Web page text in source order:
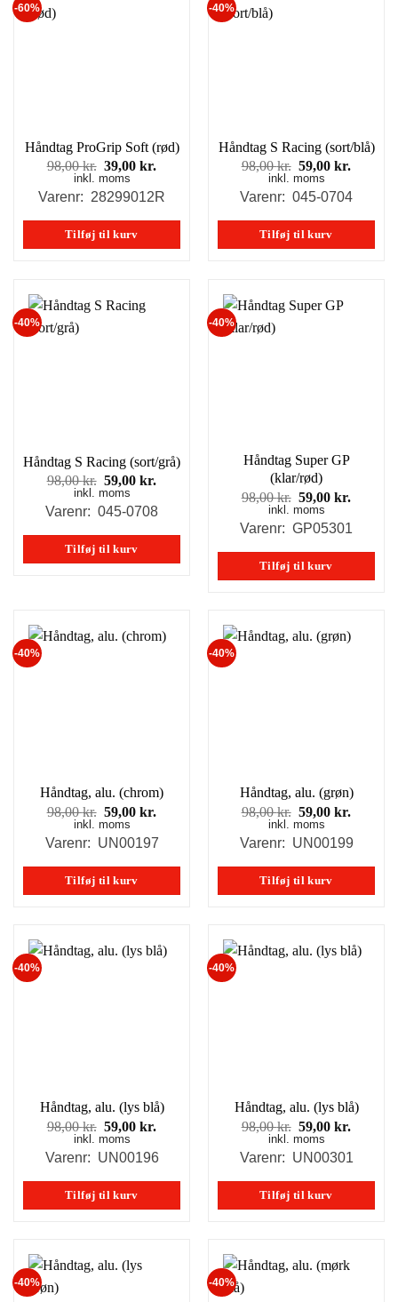
-60%
Håndtag ProGrip Soft (rød)
98,00kr. Den
oprindelige
pris
98,00 kr..
39,00kr.
pris
39,00 kr..
inkl. moms
Varenr: 28299012R
Tilføj til kurv
-40%
Håndtag S Racing (sort/blå)
98,00kr. Den
oprindelige
pris
98,00 kr..
59,00kr.
pris
59,00
inkl. moms
Varenr: 045-0704
Tilføj til kurv
-40%
Håndtag S Racing (sort/grå)
98,00kr. Den
oprindelige
pris
98,00 kr..
59,00kr.
pris
59,00 kr..
inkl. moms
Varenr: 045-0708
Tilføj til kurv
-40%
Håndtag Super GP
(klar/rød)
98,00kr. Den
oprindelige
pris
98,00 kr..
59,00kr.
59,00
inkl. moms
Varenr: GP05301
Tilføj til kurv
-40%
Håndtag, alu. (chrom)
98,00kr. Den
oprindelige
pris
98,00 kr..
59,00kr.
pris
59,00 kr..
inkl. moms
Varenr: UN00197
Tilføj til kurv
-40%
Håndtag, alu. (grøn)
98,00kr. Den
oprindelige
pris
98,00 kr..
59,00kr.
pris
59,00
inkl. moms
Varenr: UN00199
Tilføj til kurv
-40%
Håndtag, alu. (lys blå)
98,00kr. Den
oprindelige
pris
98,00 kr..
59,00kr.
pris
59,00 kr..
inkl. moms
Varenr: UN00196
Tilføj til kurv
-40%
Håndtag, alu. (lys blå)
98,00kr. Den
oprindelige
pris
98,00 kr..
59,00kr.
pris
59,00
inkl. moms
Varenr: UN00301
Tilføj til kurv
-40% -40%